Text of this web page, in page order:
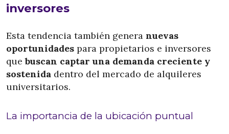
inversores
Esta tendencia también genera nuevas
oportunidades para propietarios e inversores
quebuscan captar una demanda creciente y
sostenida dentro del mercado de alquileres
universitarios.
La importancia de la ubicación puntual